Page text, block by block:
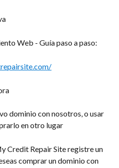
Web - Guía paso a paso:
dominio con nosotros, o usar
en otro lugar
Credit Repair Site registre un
comprar un dominio con